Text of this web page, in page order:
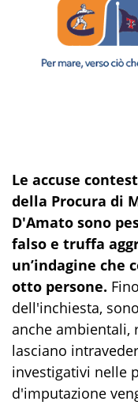
Le accuse
della Procura di
D'Amato sono
falso e truffa
un’indagine che
otto persone.
dell'inchiesta,
anche ambientali,
lasciano
investigativi nelle
d'imputazione